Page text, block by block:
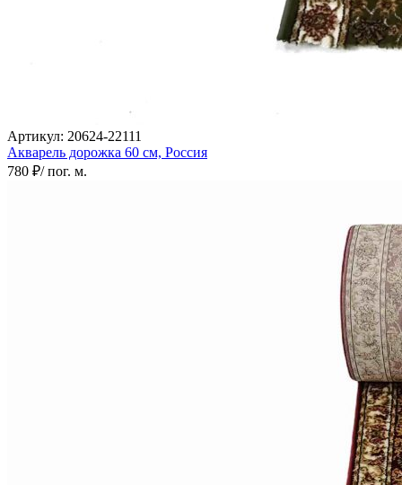
Артикул: 20624-22111
Акварель дорожка 60 см, Россия
780 ₽/ пог. м.